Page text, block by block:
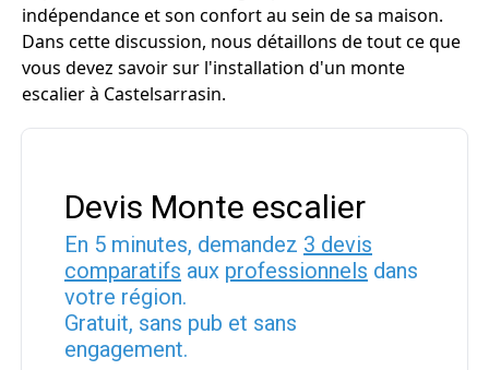
indépendance et son confort au sein de sa maison.
Dans cette discussion, nous détaillons de tout ce que
vous devez savoir sur l'installation d'un monte
escalier à Castelsarrasin.
Devis Monte escalier
En 5 minutes, demandez 3 devis
comparatifs aux professionnels dans
votre région.
Gratuit, sans pub et sans
engagement.